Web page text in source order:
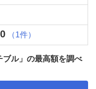
（1件）
ブル」の最高額を調べ